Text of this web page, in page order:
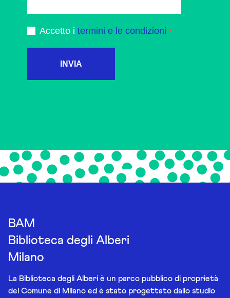
Accetto i termini e le condizioni
INVIA
BAM
Biblioteca degli Alberi
Milano
La Biblioteca degli Alberi è un parco pubblico di proprietà
del Comune di Milano ed è stato progettato dallo studio